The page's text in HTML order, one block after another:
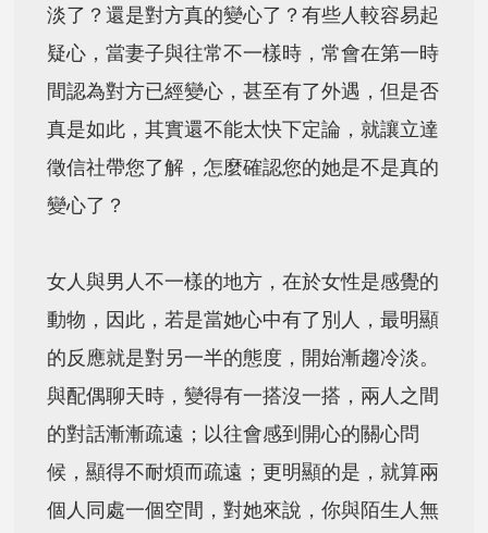
淡了？還是對方真的變心了？有些人較容易起
疑心，當妻子與往常不一樣時，常會在第一時
間認為對方已經變心，甚至有了外遇，但是否
真是如此，其實還不能太快下定論，就讓立達
徵信社帶您了解，怎麼確認您的她是不是真的
變心了？
女人與男人不一樣的地方，在於女性是感覺的
動物，因此，若是當她心中有了別人，最明顯
的反應就是對另一半的態度，開始漸趨冷淡。
與配偶聊天時，變得有一搭沒一搭，兩人之間
的對話漸漸疏遠；以往會感到開心的關心問
候，顯得不耐煩而疏遠；更明顯的是，就算兩
個人同處一個空間，對她來說，你與陌生人無